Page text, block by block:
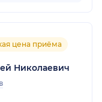
цена приёма
Николаевич